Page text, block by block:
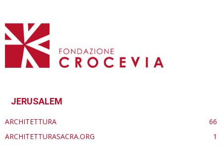
JERUSALEM
ARCHITETTURA
66
ARCHITETTURASACRA.ORG
1